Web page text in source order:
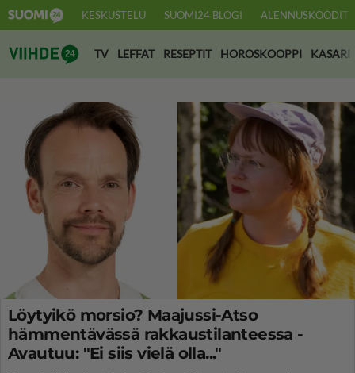
KESKUSTELU SUOMI24 BLOGI ALENNUSKOODIT
Suomi24 Viihde
TV LEFFAT RESEPTIT HOROSKOOPPI KASARI
Löytyikö morsio? Maajussi-Atso
hämmentävässä rakkaustilanteessa -
Avautuu: "Ei siis vielä olla..."